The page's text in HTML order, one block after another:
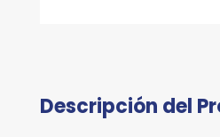
Descripción del